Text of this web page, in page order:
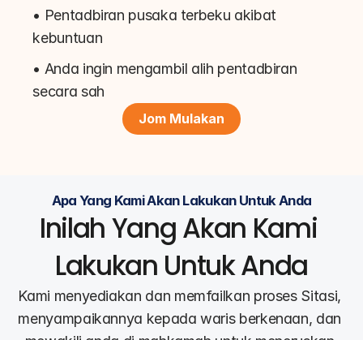
• Pentadbiran pusaka terbeku akibat
kebuntuan
• Anda ingin mengambil alih pentadbiran
secara sah
Jom Mulakan
Apa Yang Kami Akan Lakukan Untuk Anda
Inilah Yang Akan Kami
Lakukan Untuk Anda
Kami menyediakan dan memfailkan proses Sitasi,
menyampaikannya kepada waris berkenaan, dan